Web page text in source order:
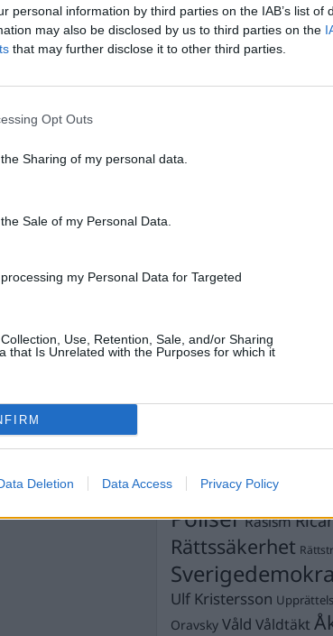
personal information by third parties on the IAB’s list of
may also be disclosed by us to third parties on the
that may further disclose it to other third parties.
Opt Outs
Sharing of my personal data.
Sale of my Personal Data.
my Personal Data for Targeted
Use, Retention, Sale, and/or Sharing
that Is Unrelated with the Purposes for which it
Deletion Data Access Privacy Policy
PRENUMERERA PÅ
Demokrati Dick
FängelseFörhör
Jimmie Åkesson
Lagar
Misshandel
Silventoinen
Petter Inedahl
PoliserRasism
Rättssäkerhet
Ulf Kristersson
Oravsky Våld Våldtäkt